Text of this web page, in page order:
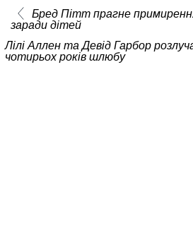
Бред Пітт прагне
заради дітей
Лілі Аллен та Девід Гарбор
чотирьох років шлюбу